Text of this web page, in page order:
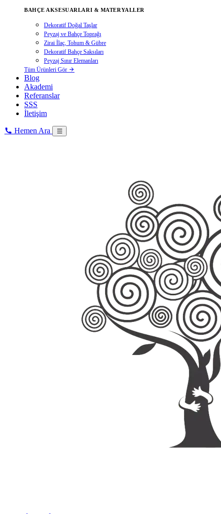
BAHÇE AKSESUARLARI & MATERYALLER
Dekoratif Doğal Taşlar
Peyzaj ve Bahçe Toprağı
Zirai İlaç, Tohum & Gübre
Dekoratif Bahçe Saksıları
Peyzaj Sınır Elemanları
Tüm Ürünleri Gör
Blog
Akademi
Referanslar
SSS
İletişim
Hemen Ara